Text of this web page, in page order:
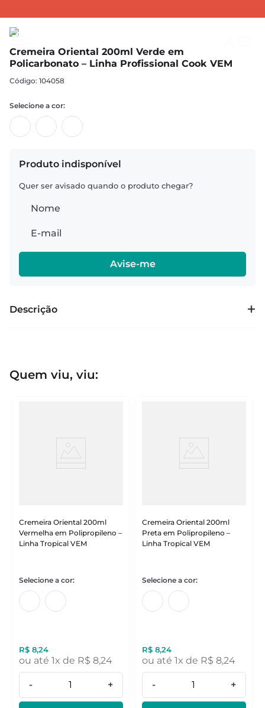
Cremeira Oriental 200ml Verde em
Policarbonato – Linha Profissional Cook VEM
: 104058
Descrição
Quem viu, viu:
Cremeira Oriental 200ml
Vermelha em Polipropileno –
Linha Tropical VEM
R$ 8,24
ou até 1x de R$ 8,24
- +
Cremeira Oriental 200ml
Preta em Polipropileno –
Linha Tropical VEM
R$ 8,24
ou até 1x de R$ 8,24
- +